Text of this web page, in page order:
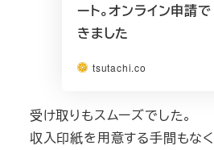
ート。オンライン申請で
きました
tsutachi.co
受け取りもスムーズでした。
収入印紙を用意する手間もな